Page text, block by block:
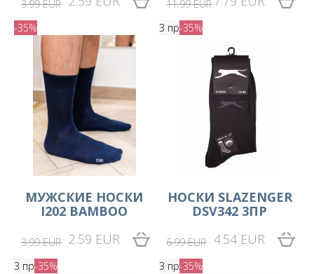
3.99 EUR 11.99 EUR
-35%
MУЖСКИЕ НОСКИ
I202 BAMBOO
3.99 EUR 2.59 EUR
3 пр-35%
HОСКИ SLAZENGER
DSV342 3ПР
6.99 EUR 4.54 EUR
3 пр-35% 3 пр-35%